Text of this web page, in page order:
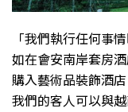
「我們執行任何事
如在會安南岸套房
購入藝術品裝飾酒
我們的客人可以與